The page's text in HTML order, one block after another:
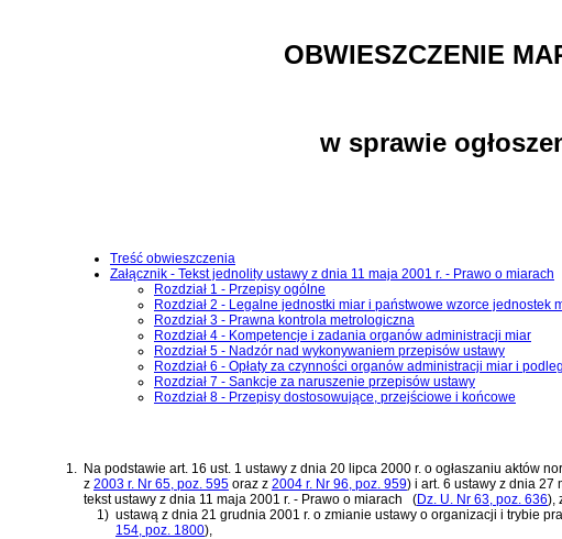
OBWIESZCZENIE
w sprawie
Treść obwieszczenia
Załącznik - Tekst jednolity ustawy z dnia 11 maja 2001 r. - Prawo o miarach
Rozdział 1 - Przepisy ogólne
Rozdział 2 - Legalne jednostki miar i państwowe wzorce jednostek
Rozdział 3 - Prawna kontrola metrologiczna
Rozdział 4 - Kompetencje i zadania organów administracji miar
Rozdział 5 - Nadzór nad wykonywaniem przepisów ustawy
Rozdział 6 - Opłaty za czynności organów administracji miar i
Rozdział 7 - Sankcje za naruszenie przepisów ustawy
Rozdział 8 - Przepisy dostosowujące, przejściowe i końcowe
1. Na podstawie art. 16 ust. 1 ustawy z dnia 20 lipca 2000 r. o ogłaszaniu aktów
z 2003 r. Nr 65, poz. 595 oraz z 2004 r. Nr 96, poz. 959) i art. 6 ustawy z dnia 27
tekstustawy z dnia 11 maja 2001 r. - Prawo o miarach (Dz. U. Nr 63, poz. 636),
1) ustawą z dnia 21 grudnia 2001 r. o zmianie ustawy o organizacji i trybie
154, poz. 1800),